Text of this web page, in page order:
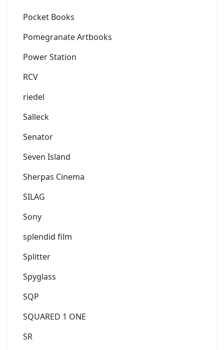
Pocket Books
Pomegranate Artbooks
Power Station
RCV
riedel
Salleck
Senator
Seven Island
Sherpas Cinema
SILAG
Sony
splendid film
Splitter
Spyglass
SQP
SQUARED 1 ONE
SR